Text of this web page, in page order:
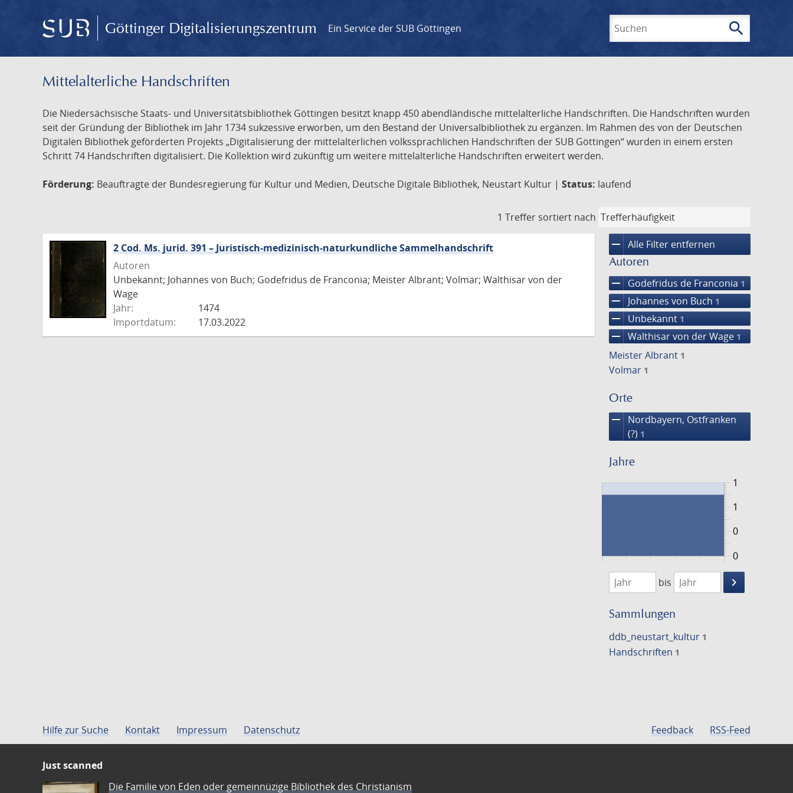
Göttinger Digitalisierungszentrum Ein Service der SUB Göttingen search
Mittelalterliche Handschriften
Die Niedersächsische Staats- und Universitätsbibliothek Göttingen besitzt knapp 450 abendländische mittelalterliche Handschriften. Die Handschriften wurden
seit der Gründung der Bibliothek im Jahr 1734 sukzessive erworben, um den Bestand der Universalbibliothek zu ergänzen. Im Rahmen des von der Deutschen
Digitalen Bibliothek geförderten Projekts „Digitalisierung der mittelalterlichen volkssprachlichen Handschriften der SUB Göttingen“ wurden in einem ersten
Schritt 74 Handschriften digitalisiert. Die Kollektion wird zukünftig um weitere mittelalterliche Handschriften erweitert werden.
Förderung: Beauftragte der Bundesregierung für Kultur und Medien, Deutsche Digitale Bibliothek, Neustart Kultur | Status: laufend
1 Treffer sortiert nach
remove Alle Filter entfernen
Autoren
remove Godefridus de Franconia 1
remove Johannes von Buch 1
remove Unbekannt 1
remove Walthisar von der Wage 1
Meister Albrant 1
Volmar 1
Orte
remove
Nordbayern, Ostfranken
(?) 1
Jahre
0
1
0
1
1474
1475
bis
keyboard_arrow_right
Suche
Sammlungen
ddb_neustart_kultur 1
Handschriften 1
2 Cod. Ms. jurid. 391 – Juristisch-medizinisch-naturkundliche Sammelhandschrift
Autoren
Unbekannt; Johannes von Buch; Godefridus de Franconia; Meister Albrant; Volmar; Walthisar von der
Wage
Jahr:
1474
Importdatum:
17.03.2022
Hilfe zur Suche Kontakt Impressum Datenschutz Feedback RSS-Feed
Just scanned
Die Familie von Eden oder gemeinnüzige Bibliothek des Christianism